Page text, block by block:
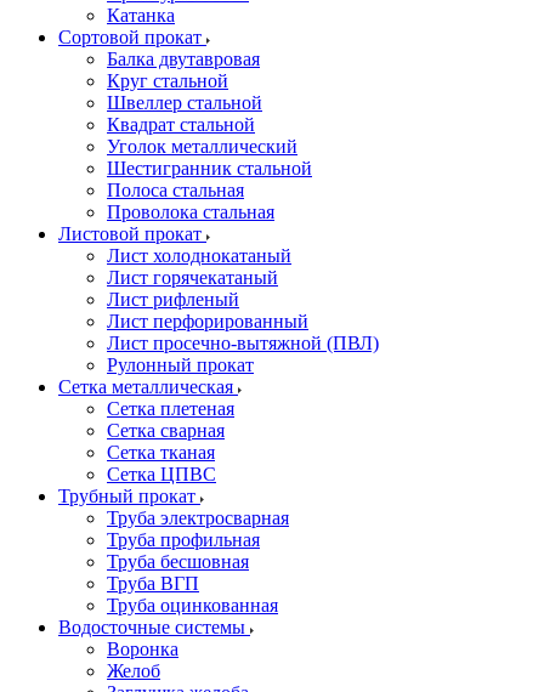
Катанка
Сортовой прокат
Балка двутавровая
Круг стальной
Швеллер стальной
Квадрат стальной
Уголок металлический
Шестигранник стальной
Полоса стальная
Проволока стальная
Листовой прокат
Лист холоднокатаный
Лист горячекатаный
Лист рифленый
Лист перфорированный
Лист просечно-вытяжной (ПВЛ)
Рулонный прокат
Сетка металлическая
Сетка плетеная
Сетка сварная
Сетка тканая
Сетка ЦПВС
Трубный прокат
Труба электросварная
Труба профильная
Труба бесшовная
Труба ВГП
Труба оцинкованная
Водосточные системы
Воронка
Желоб